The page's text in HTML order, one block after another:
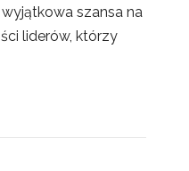
szansa na
liderów, którzy